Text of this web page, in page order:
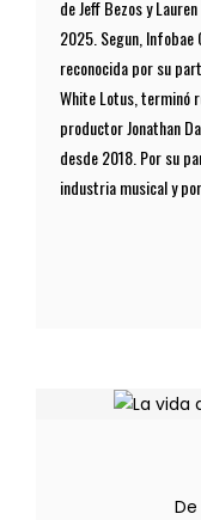
de Jeff Bezos y
2025. Segun, Infobae
reconocida por su
White Lotus, terminó
productor Jonathan
desde 2018. Por su
industria musical y